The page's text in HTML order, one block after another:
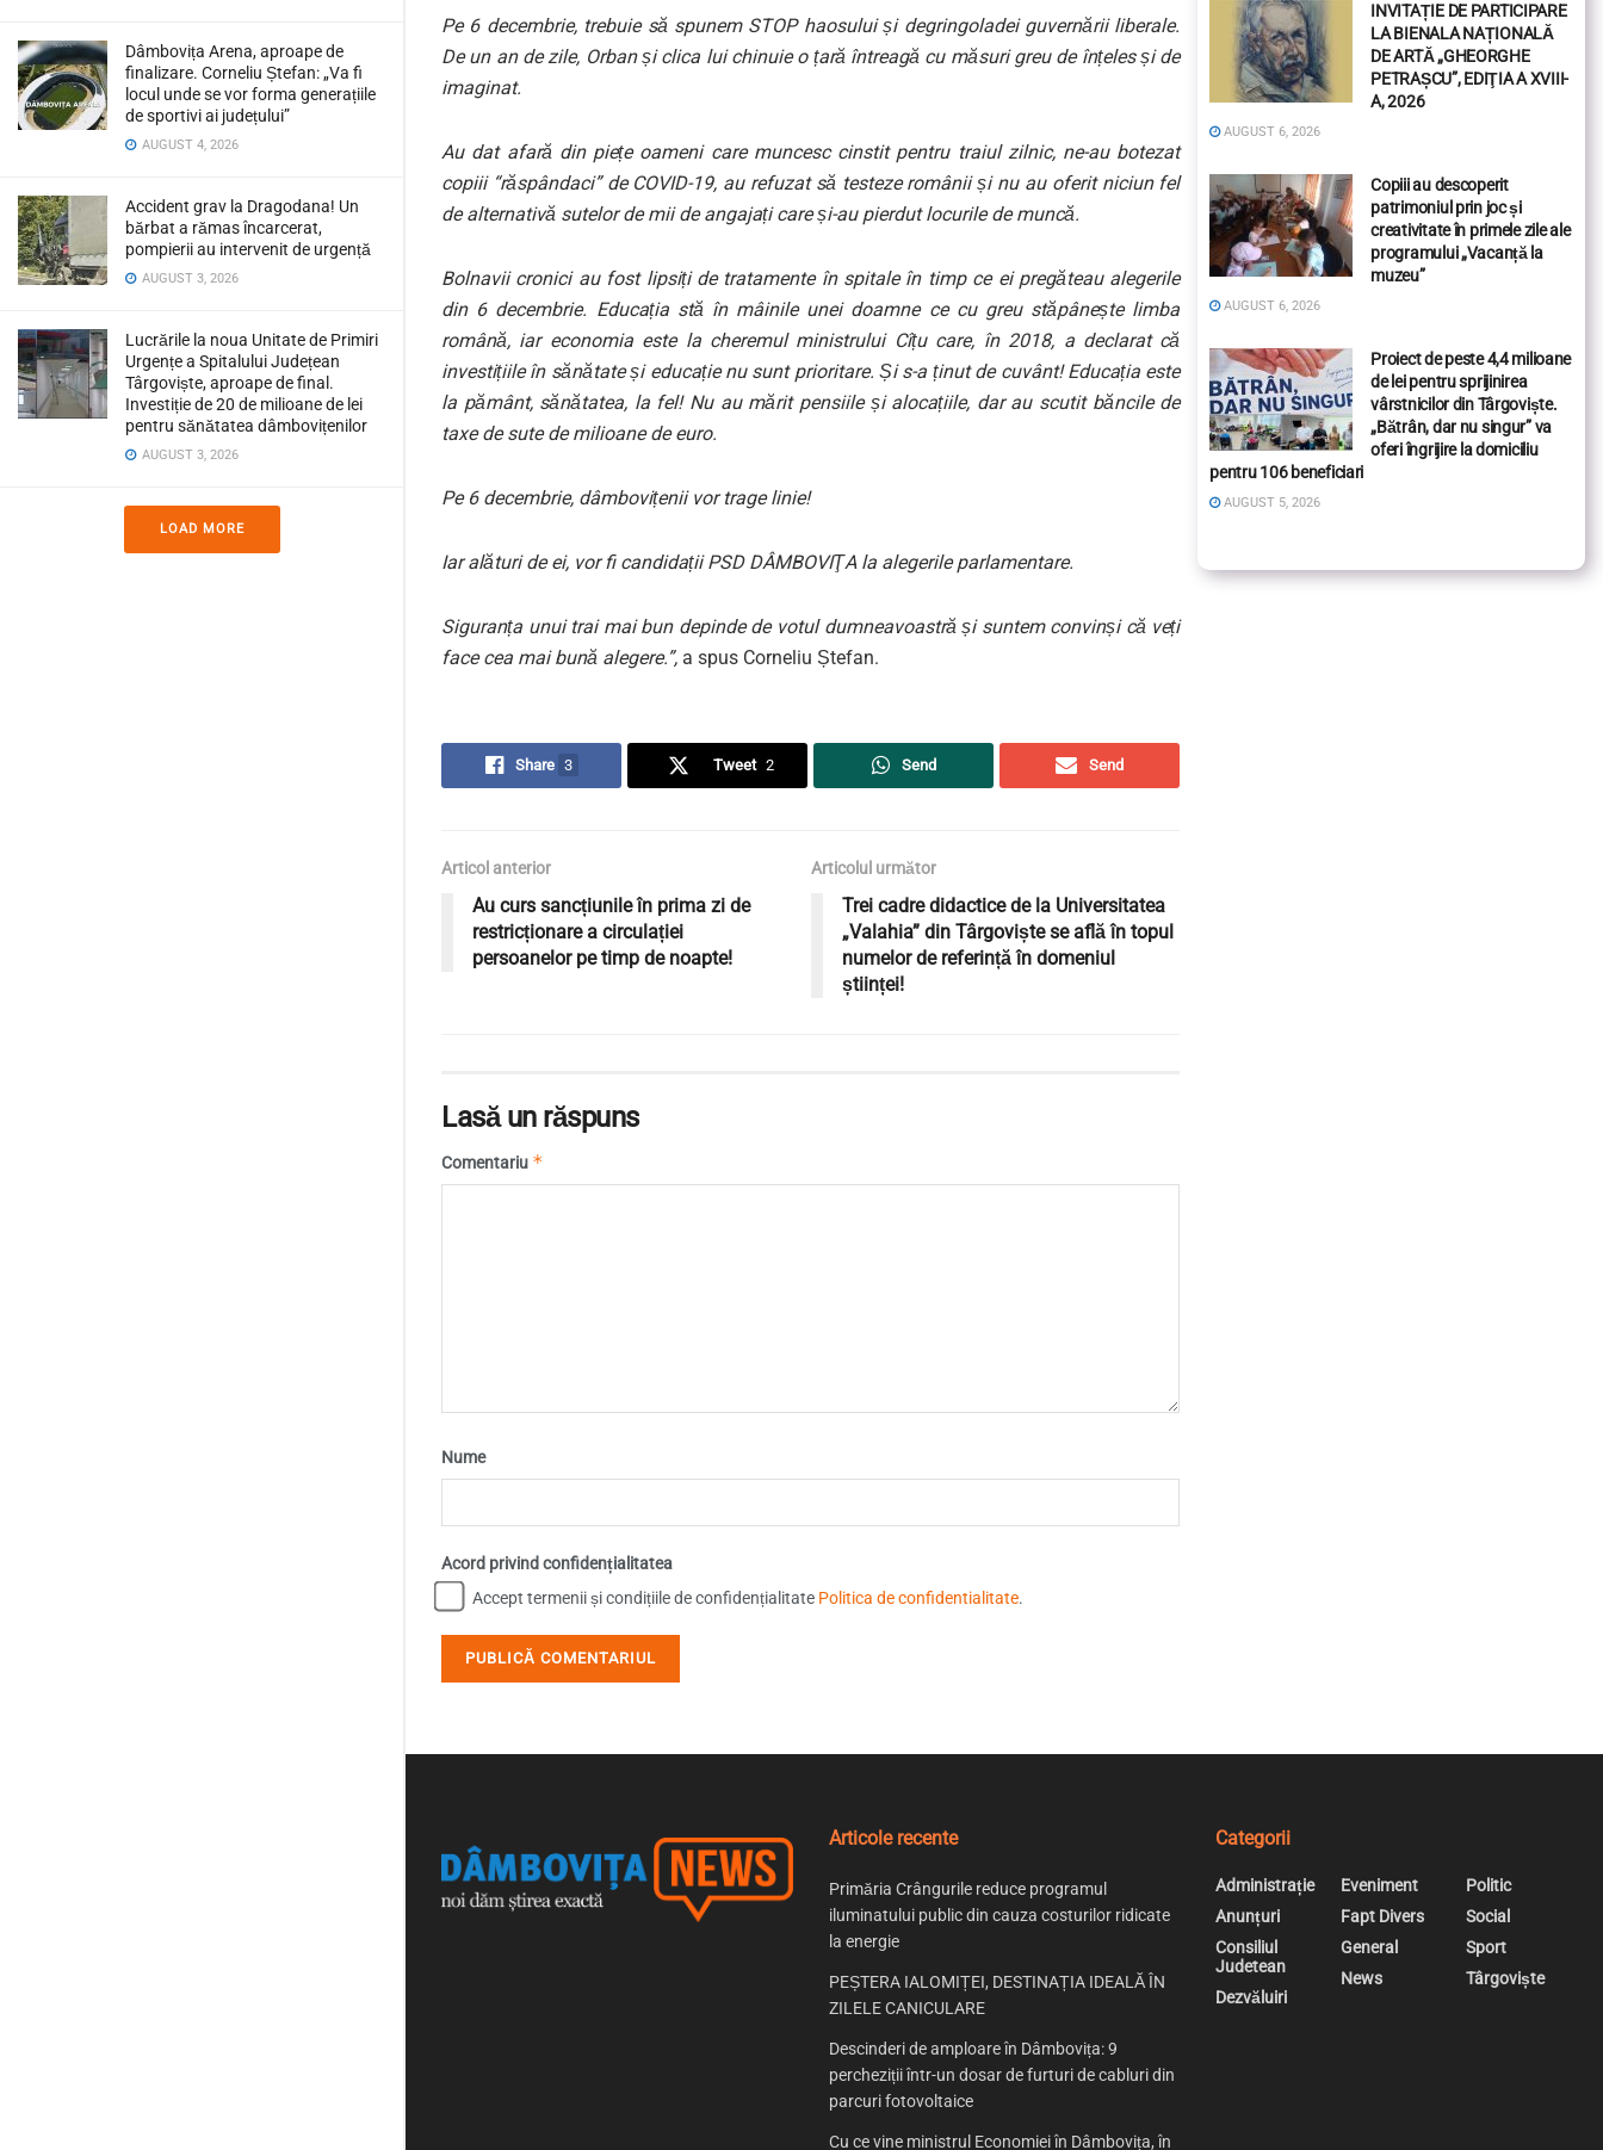
Dâmbovița Arena, aproape de
finalizare. Corneliu Ștefan: „Va fi
locul unde se vor forma generațiile
de sportivi ai județului”
AUGUST 4, 2026
Accident grav la Dragodana! Un
bărbat a rămas încarcerat,
pompierii au intervenit de urgență
AUGUST 3, 2026
Lucrările la noua Unitate de Primiri
Urgențe a Spitalului Județean
Târgoviște, aproape de final.
Investiție de 20 de milioane de lei
pentru sănătatea dâmbovițenilor
AUGUST 3, 2026
LOAD MORE
Pe 6 decembrie, trebuie să spunem STOP haosului și degringoladei guvernării liberale.
De un an de zile, Orban și clica lui chinuie o țară întreagă cu măsuri greu de înțeles și de
imaginat.
Au dat afară din piețe oameni care muncesc cinstit pentru traiul zilnic, ne-au botezat
copiii “răspândaci” de COVID-19, au refuzat să testeze românii și nu au oferit niciun fel
de alternativă sutelor de mii de angajați care și-au pierdut locurile de muncă.
Bolnavii cronici au fost lipsiți de tratamente în spitale în timp ce ei pregăteau alegerile
din 6 decembrie. Educația stă în mâinile unei doamne ce cu greu stăpânește limba
română, iar economia este la cheremul ministrului Cîțu care, în 2018, a declarat că
investițiile în sănătate și educație nu sunt prioritare. Și s-a ținut de cuvânt! Educația este
la pământ, sănătatea, la fel! Nu au mărit pensiile și alocațiile, dar au scutit băncile de
taxe de sute de milioane de euro.
Pe 6 decembrie, dâmbovițenii vor trage linie!
Iar alături de ei, vor fi candidații PSD DÂMBOVIŢA la alegerile parlamentare.
Siguranța unui trai mai bun depinde de votul dumneavoastră și suntem convinși că veți
face cea mai bună alegere.”, a spus Corneliu Ștefan.
Share 3 Tweet 2 Send Send
Articol anterior
Au curs sancțiunile în prima zi de
restricționare a circulației
persoanelor pe timp de noapte!
Articolul următor
Trei cadre didactice de la Universitatea
„Valahia” din Târgoviște se află în topul
numelor de referință în domeniul
științei!
Lasă un răspuns
Comentariu *
Nume
Acord privind confidențialitatea
Accept termenii și condițiile de confidențialitate Politica de confidentialitate.
INVITAȚIE DE PARTICIPARE
LA BIENALA NAȚIONALĂ
DE ARTĂ „GHEORGHE
PETRAȘCU”, EDIŢIA A XVIII-
A, 2026
AUGUST 6, 2026
Copiii au descoperit
patrimoniul prin joc și
creativitate în primele zile ale
programului „Vacanță la
muzeu”
AUGUST 6, 2026
Proiect de peste 4,4 milioane
de lei pentru sprijinirea
vârstnicilor din Târgoviște.
„Bătrân, dar nu singur” va
oferi îngrijire la domiciliu
pentru 106 beneficiari
AUGUST 5, 2026
Articole recente
Primăria Crângurile reduce programul
iluminatului public din cauza costurilor ridicate
la energie
PEȘTERA IALOMIȚEI, DESTINAȚIA IDEALĂ ÎN
ZILELE CANICULARE
Descinderi de amploare în Dâmbovița: 9
percheziții într-un dosar de furturi de cabluri din
parcuri fotovoltaice
Cu ce vine ministrul Economiei în Dâmbovița, în
Categorii
Administrație
Anunțuri
Consiliul
Judetean
Dezvăluiri
Eveniment
Fapt Divers
General
News
Politic
Social
Sport
Târgoviște